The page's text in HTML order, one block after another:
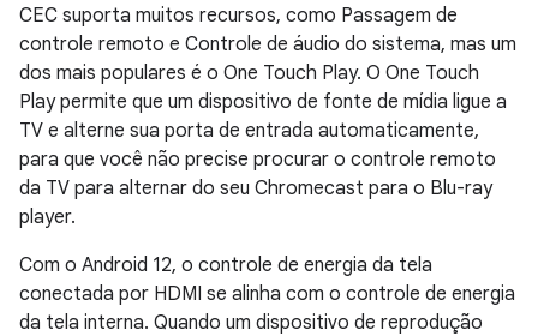
CEC suporta muitos recursos, como Passagem de
controle remoto e Controle de áudio do sistema, mas um
dos mais populares é o One Touch Play. O One Touch
Play permite que um dispositivo de fonte de mídia ligue a
TV e alterne sua porta de entrada automaticamente,
para que você não precise procurar o controle remoto
da TV para alternar do seu Chromecast para o Blu-ray
player.
Com o Android 12, o controle de energia da tela
conectada por HDMI se alinha com o controle de energia
da tela interna. Quando um dispositivo de reprodução